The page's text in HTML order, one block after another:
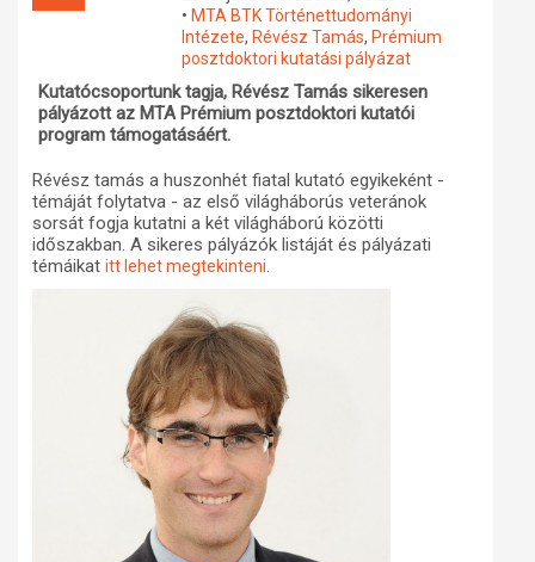
Műhelymunkák
• MTA BTK Történettudományi
Intézete, Révész Tamás, Prémium
posztdoktori kutatási pályázat
Kutatócsoportunk tagja, Révész Tamás sikeresen
pályázott az MTA Prémium posztdoktori kutatói
program támogatásáért.
Révész tamás a huszonhét fiatal kutató egyikeként -
témáját folytatva - az első világháborús veteránok
sorsát fogja kutatni a két világháború közötti
időszakban. A sikeres pályázók listáját és pályázati
témáikat itt lehet megtekinteni.